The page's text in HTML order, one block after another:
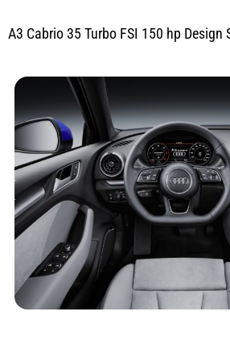
A3 Cabrio 35 Turbo FSI 150 hp Design